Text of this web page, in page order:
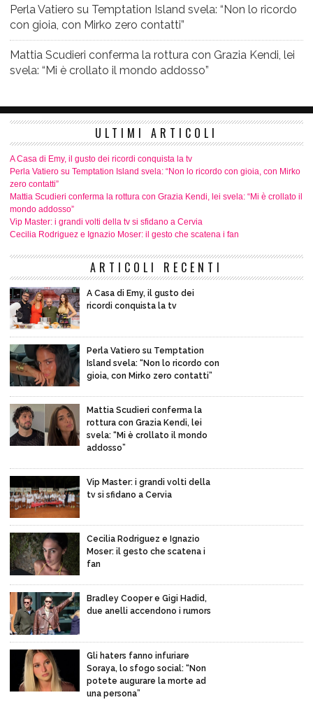
Perla Vatiero su Temptation Island svela: “Non lo ricordo
con gioia, con Mirko zero contatti”
Mattia Scudieri conferma la rottura con Grazia Kendi, lei
svela: “Mi è crollato il mondo addosso”
ULTIMI ARTICOLI
A Casa di Emy, il gusto dei ricordi conquista la tv
Perla Vatiero su Temptation Island svela: “Non lo ricordo con gioia, con Mirko
zero contatti”
Mattia Scudieri conferma la rottura con Grazia Kendi, lei svela: “Mi è crollato il
mondo addosso”
Vip Master: i grandi volti della tv si sfidano a Cervia
Cecilia Rodriguez e Ignazio Moser: il gesto che scatena i fan
ARTICOLI RECENTI
A Casa di Emy, il gusto dei
ricordi conquista la tv
Perla Vatiero su Temptation
Island svela: “Non lo ricordo con
gioia, con Mirko zero contatti”
Mattia Scudieri conferma la
rottura con Grazia Kendi, lei
svela: “Mi è crollato il mondo
addosso”
Vip Master: i grandi volti della
tv si sfidano a Cervia
Cecilia Rodriguez e Ignazio
Moser: il gesto che scatena i
fan
Bradley Cooper e Gigi Hadid,
due anelli accendono i rumors
Gli haters fanno infuriare
Soraya, lo sfogo social: “Non
potete augurare la morte ad
una persona”